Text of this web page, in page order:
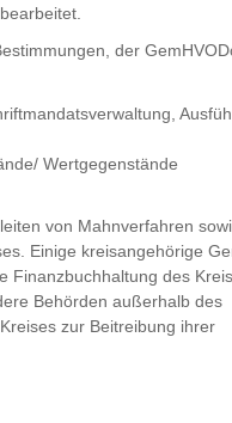
der
Wertgegenstände
von Mahnverfahren
Einige kreisangehörige
Finanzbuchhaltung des
Behörden außerhalb des
zur Beitreibung ihrer